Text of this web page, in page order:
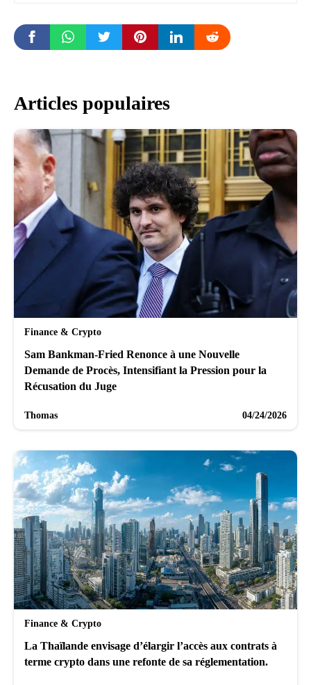
Articles populaires
Finance & Crypto
Sam Bankman-Fried Renonce à une Nouvelle
Demande de Procès, Intensifiant la Pression pour la
Récusation du Juge
Thomas 04/24/2026
Finance & Crypto
La Thaïlande envisage d’élargir l’accès aux contrats à
terme crypto dans une refonte de sa réglementation.